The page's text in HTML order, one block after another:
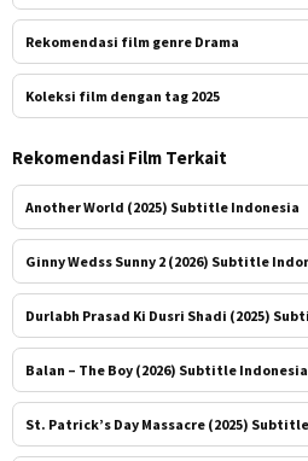
Rekomendasi film genre Drama
Koleksi film dengan tag 2025
Rekomendasi Film Terkait
Another World (2025) Subtitle Indonesia
Ginny Wedss Sunny 2 (2026) Subtitle
Durlabh Prasad Ki Dusri Shadi (2025)
Balan – The Boy (2026) Subtitle Indonesia
St. Patrick’s Day Massacre (2025)